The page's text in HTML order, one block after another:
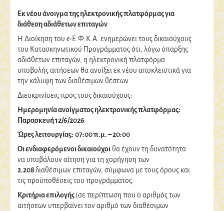
Εκ νέου άνοιγμα της ηλεκτρονικής πλατφόρμας για
διάθεση αδιάθετων επιταγών
Η Διοίκηση του e-Ε.Φ.Κ.Α. ενημερώνει τους δικαιούχους
του Κατασκηνωτικού Προγράμματος ότι, λόγω ύπαρξης
αδιάθετων επιταγών, η ηλεκτρονική πλατφόρμα
υποβολής αιτήσεων θα ανοίξει εκ νέου αποκλειστικά για
την κάλυψη των διαθέσιμων θέσεων.
Διευκρινίσεις προς τους δικαιούχους:
Ημερομηνία ανοίγματος ηλεκτρονικής πλατφόρμας:
Παρασκευή 12/6/2026
Ώρες λειτουργίας: 07:00 π.μ. – 20:00
Οι ενδιαφερόμενοι δικαιούχοι θα έχουν τη δυνατότητα
να υποβάλουν αίτηση για τη χορήγηση των
2.208διαθέσιμων επιταγών, σύμφωνα με τους όρους και
τις προϋποθέσεις του προγράμματος.
Κριτήρια επιλογής(σε περίπτωση που ο αριθμός των
αιτήσεων υπερβαίνει τον αριθμό των διαθέσιμων